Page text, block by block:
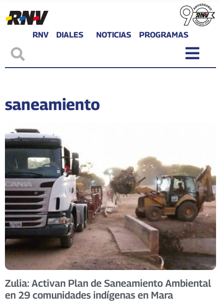
RNV DIALES NOTICIAS PROGRAMAS
saneamiento
Zulia: Activan Plan de Saneamiento Ambiental
en 29 comunidades indígenas en Mara